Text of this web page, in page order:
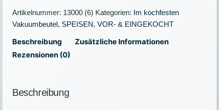
Artikelnummer: 13000 (6) Kategorien: Im kochfesten
Vakuumbeutel, SPEISEN, VOR- & EINGEKOCHT
Beschreibung
Zusätzliche Informationen
Rezensionen (0)
Beschreibung